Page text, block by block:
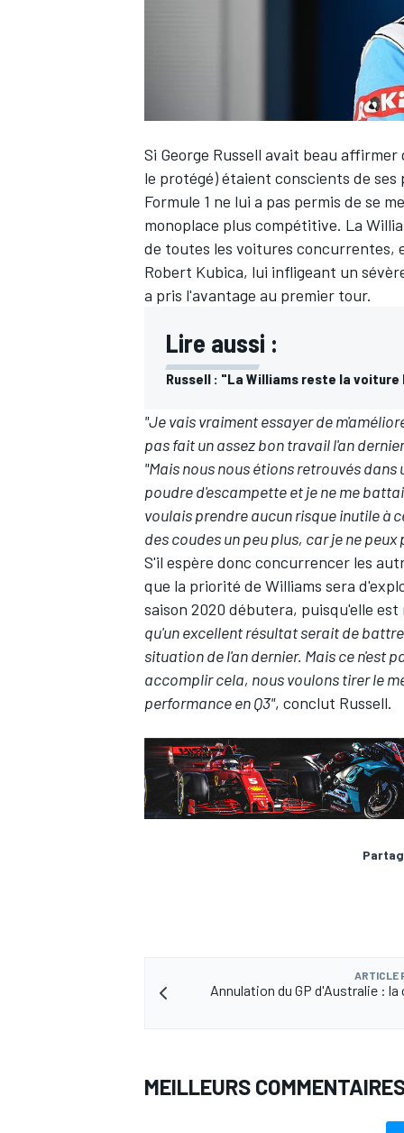
WEC
Si George Russell avait beau affirmer
le protégé) étaient conscients de ses
Formule 1 ne lui a pas permis de se
monoplace plus compétitive. La
de toutes les voitures concurrentes,
Robert Kubica, lui infligeant un
a pris l'avantage au premier tour.
Lire aussi :
Russell : "La Williams reste la
"Je vais vraiment essayer de
pas fait un assez bon travail l'an
"Mais nous nous étions retrouvés
poudre d'escampette et je ne me
voulais prendre aucun risque inutile à
des coudes un peu plus, car je ne
S'il espère donc concurrencer les
que la priorité de Williams sera
saison 2020 débutera, puisqu'elle
qu'un excellent résultat serait de
situation de l'an dernier. Mais ce n'est
accomplir cela, nous voulons tirer le
performance en Q3", conclut Russell.
ARTICLE
Annulation du GP d'Australie :
MEILLEURS